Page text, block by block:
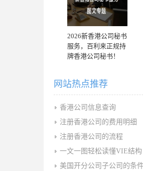
2026新香港公司秘书
服务，百利来正规持
牌香港公司秘书！
网站热点推荐
香港公司信息查询
注册香港公司的费用明细
注册香港公司的流程
一文一图轻松读懂VIE结
美国开分公司子公司的条